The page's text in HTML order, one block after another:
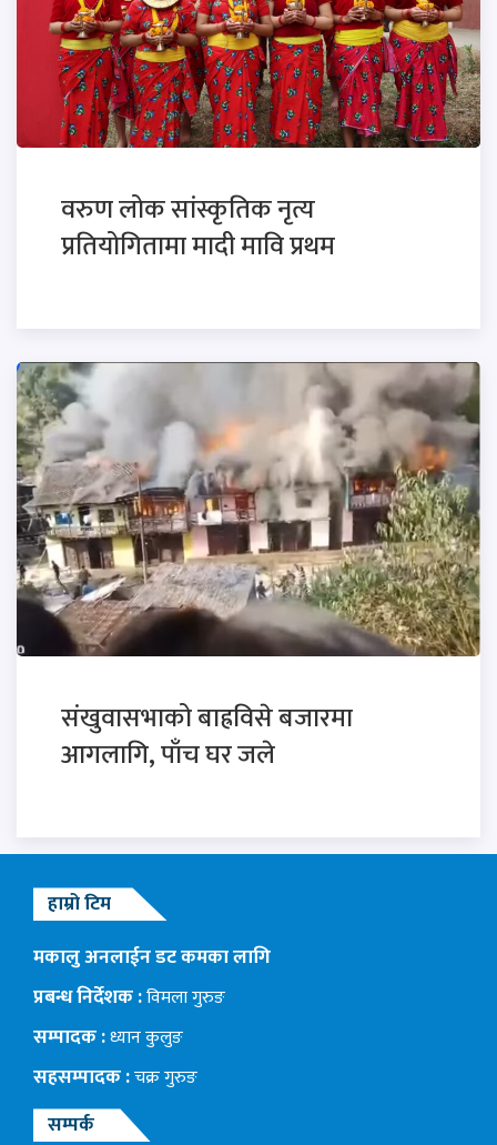
वरुण लोक सांस्कृतिक नृत्य
प्रतियोगितामा मादी मावि प्रथम
संखुवासभाको बाह्रविसे बजारमा
आगलागि, पाँच घर जले
हाम्रो टिम
मकालु अनलाईन डट कमका लागि
प्रबन्ध निर्देशक :विमला गुरुङ
सम्पादक :ध्यान कुलुङ
सहसम्पादक :चक्र गुरुङ
सम्पर्क